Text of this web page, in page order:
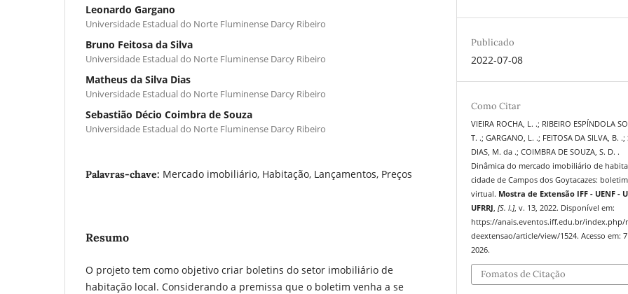
Leonardo Gargano
Universidade Estadual do Norte Fluminense Darcy Ribeiro
Bruno Feitosa da Silva
Universidade Estadual do Norte Fluminense Darcy Ribeiro
Matheus da Silva Dias
Universidade Estadual do Norte Fluminense Darcy Ribeiro
Sebastião Décio Coimbra de Souza
Universidade Estadual do Norte Fluminense Darcy Ribeiro
Palavras-chave: Mercado imobiliário, Habitação, Lançamentos, Preços
Resumo
O projeto tem como objetivo criar boletins do setor imobiliário de
habitação local. Considerando a premissa que o boletim venha a se
Publicado
2022-07-08
Como Citar
VIEIRA ROCHA, L. .; RIBEIRO ESPÍNDOLA
T. .; GARGANO, L. .; FEITOSA DA SILVA, B. .;
DIAS, M. da .; COIMBRA DE SOUZA, S. D. .
Dinâmica do mercado imobiliário de
cidade de Campos dos Goytacazes: boletim
virtual. Mostra de Extensão IFF - UENF -
UFRRJ,[S. l.], v. 13, 2022. Disponível em:
https://anais.eventos.iff.edu.br/index.php/
deextensao/article/view/1524. Acesso em:
2026.
Fomatos de Citação